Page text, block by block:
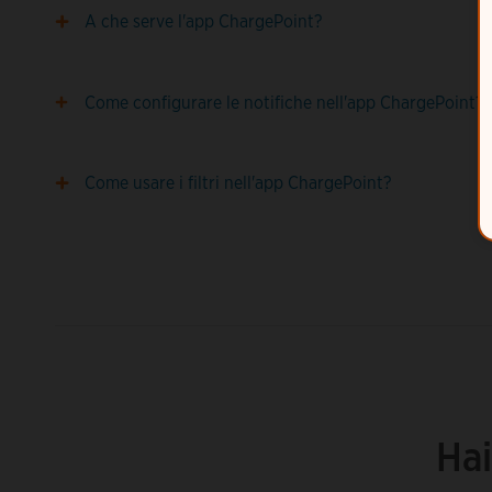
A che serve l'app ChargePoint?
Come configurare le notifiche nell'app ChargePoint?
Come usare i filtri nell'app ChargePoint?